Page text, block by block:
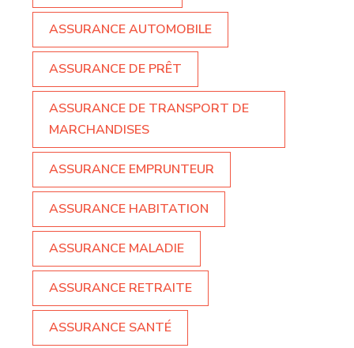
ASSURANCE AUTOMOBILE
ASSURANCE DE PRÊT
ASSURANCE DE TRANSPORT DE
MARCHANDISES
ASSURANCE EMPRUNTEUR
ASSURANCE HABITATION
ASSURANCE MALADIE
ASSURANCE RETRAITE
ASSURANCE SANTÉ